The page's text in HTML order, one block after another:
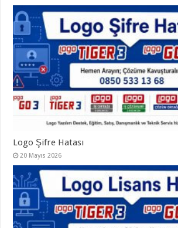
Logo Şifre Hatası
20 Mayıs 2026